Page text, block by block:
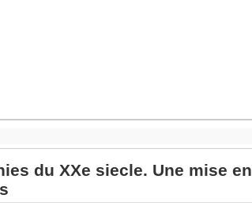
du XXe siecle. Une mise en